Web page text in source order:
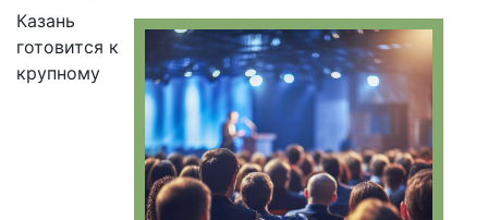
Казань
готовится к
крупному